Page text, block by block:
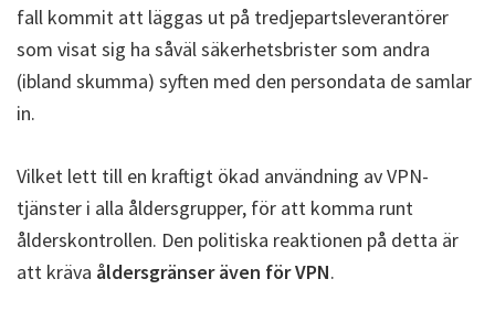
fall kommit att läggas ut på tredjepartsleverantörer
som visat sig ha såväl säkerhetsbrister som andra
(ibland skumma) syften med den persondata de samlar
in.
Vilket lett till en kraftigt ökad användning av VPN-
tjänster i alla åldersgrupper, för att komma runt
ålderskontrollen. Den politiska reaktionen på detta är
att kräva åldersgränser även för VPN.